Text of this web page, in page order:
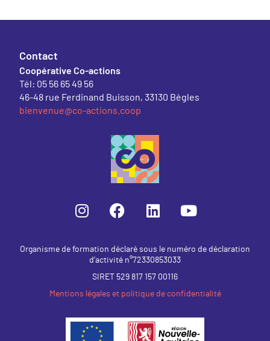
Contact
Coopérative Co-actions
Tél: 05 56 65 49 56
46-48 rue Ferdinand Buisson, 33130 Bègles
bienvenue@co-actions.coop
Organisme de formation déclaré sous le numéro de déclaration
d’activité n°72330853033
SIRET 529 817 157 00116
Mentions légales et politique de confidentialité